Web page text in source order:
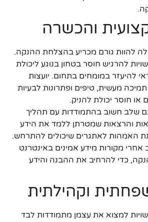
והכשרה
להוות גורם מכריע בהצלחת ההנקה.
להרגיש חוסר בטחון בנוגע ליכולת
להיעזר במומחים בתחום. יועצות
מעשית, טיפים ופתרונות לבעיות
או חוסר יכולת להניק.
שלב חשוב בהתמודדות עם תהליך
והרצאות שמטרתן ללמד את הידע
האמהות לאתגרים שיכולים להתרחש.
אחרי מקורות מידע אמינים באינטרנט
כדי להרחיב את ההבנה והידע
וקהילתית
למצוא את עצמן מתמודדות לבד